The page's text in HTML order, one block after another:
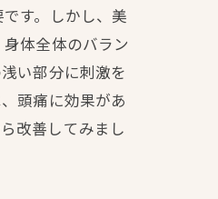
す。しかし、美
体全体のバラン
い部分に刺激を
頭痛に効果があ
改善してみまし